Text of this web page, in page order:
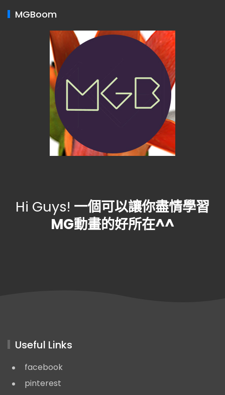
MGBoom
Hi Guys! 一個可以讓你盡情學習
MG動畫的好所在^^
Useful Links
facebook
pinterest